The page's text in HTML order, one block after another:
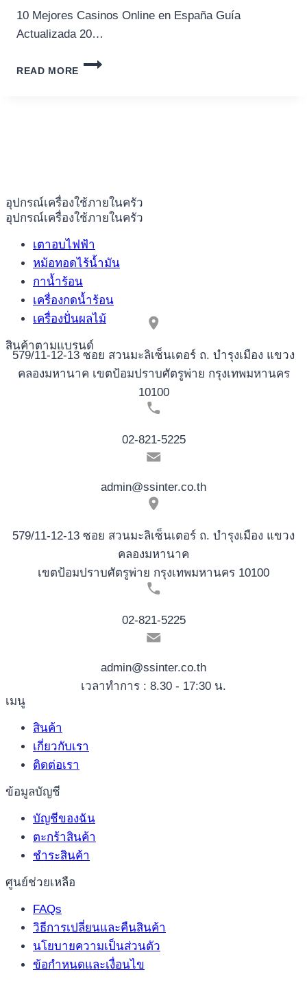
อุปกรณ์เครื่องใช้ภายในครัว
อุปกรณ์เครื่องใช้ภายในครัว
เตาอบไฟฟ้า
หม้อทอดไร้น้ำมัน
กาน้ำร้อน
เครื่องกดน้ำร้อน
เครื่องปั่นผลไม้
สินค้าตามแบรนด์
10 Mejores Casinos Online en España Guía
Actualizada 20…
READ MORE
10
579/11-12-13 ซอย สวนมะลิเซ็นเตอร์ ถ. บำรุงเมือง แขวง
คลองมหานาค เขตป้อมปราบศัตรูพ่าย กรุงเทพมหานคร
10100
02-821-5225
admin@ssinter.co.th
579/11-12-13 ซอย สวนมะลิเซ็นเตอร์ ถ. บำรุงเมือง แขวง
คลองมหานาค
เขตป้อมปราบศัตรูพ่าย กรุงเทพมหานคร 10100
02-821-5225
admin@ssinter.co.th
เวลาทำการ : 8.30 - 17:30 น.
เมนู
สินค้า
เกี่ยวกับเรา
ติดต่อเรา
ข้อมูลบัญชี
บัญชีของฉัน
ตะกร้าสินค้า
ชำระสินค้า
ศูนย์ช่วยเหลือ
FAQs
วิธีการเปลี่ยนและคืนสินค้า
นโยบายความเป็นส่วนตัว
ข้อกำหนดและเงื่อนไข